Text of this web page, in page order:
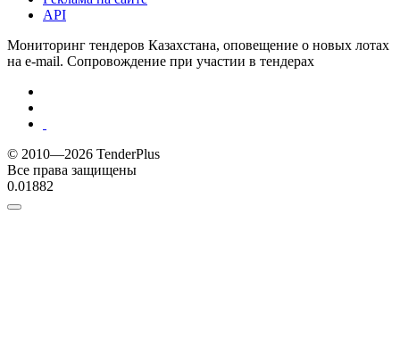
API
Мониторинг тендеров Казахстана, оповещение о новых лотах
на e-mail. Сопровождение при участии в тендерах
© 2010—2026 TenderPlus
Все права защищены
0.01882